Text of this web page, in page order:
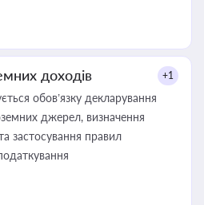
доходів +1
обов’язку декларування
джерел, визначення
застосування правил